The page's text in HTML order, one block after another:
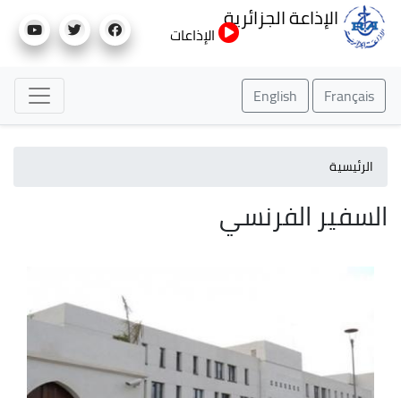
إلى
الإذاعة الجزائرية
الإذاعات
Français
English
الرئيسية
السفير الفرنسي